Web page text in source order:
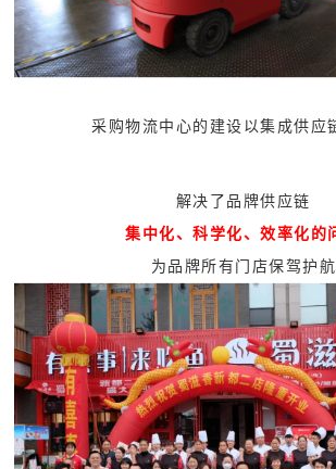
采购物流中心的建设以集成供应
解决了品牌供应链
集中化、科学化、效率化的
为品牌所有门店保驾护航